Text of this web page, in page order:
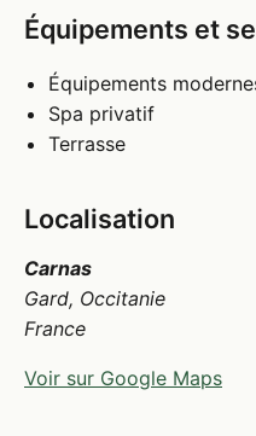
Équipements et
Équipements
Spa privatif
Terrasse
Localisation
Carnas
Gard, Occitanie
France
Voir sur Google Maps